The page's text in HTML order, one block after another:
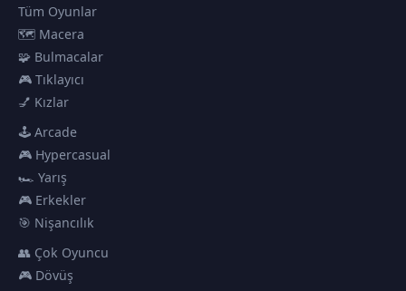
Tüm Oyunlar
🗺️ Macera
🧩 Bulmacalar
🎮 Tıklayıcı
💅 Kızlar
🕹️ Arcade
🎮 Hypercasual
🏎️ Yarış
🎮 Erkekler
🎯 Nişancılık
👥 Çok Oyuncu
🎮 Dövüş